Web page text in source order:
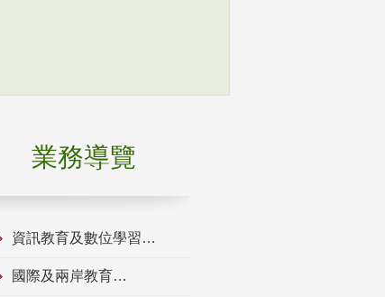
業務導覽
資訊教育及數位學習
國際及兩岸教育